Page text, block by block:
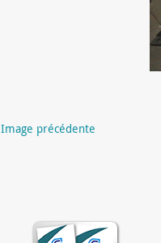
Image précédente